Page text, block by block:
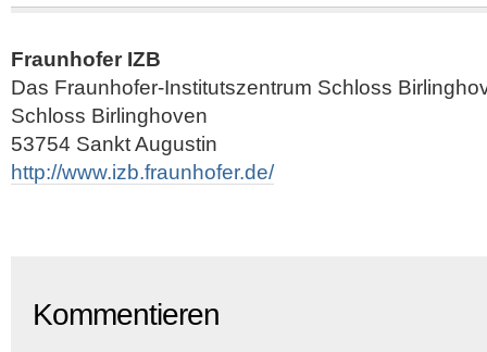
Fraunhofer IZB
Das Fraunhofer-Institutszentrum Schloss
Schloss Birlinghoven
53754 Sankt Augustin
http://www.izb.fraunhofer.de/
Kommentieren